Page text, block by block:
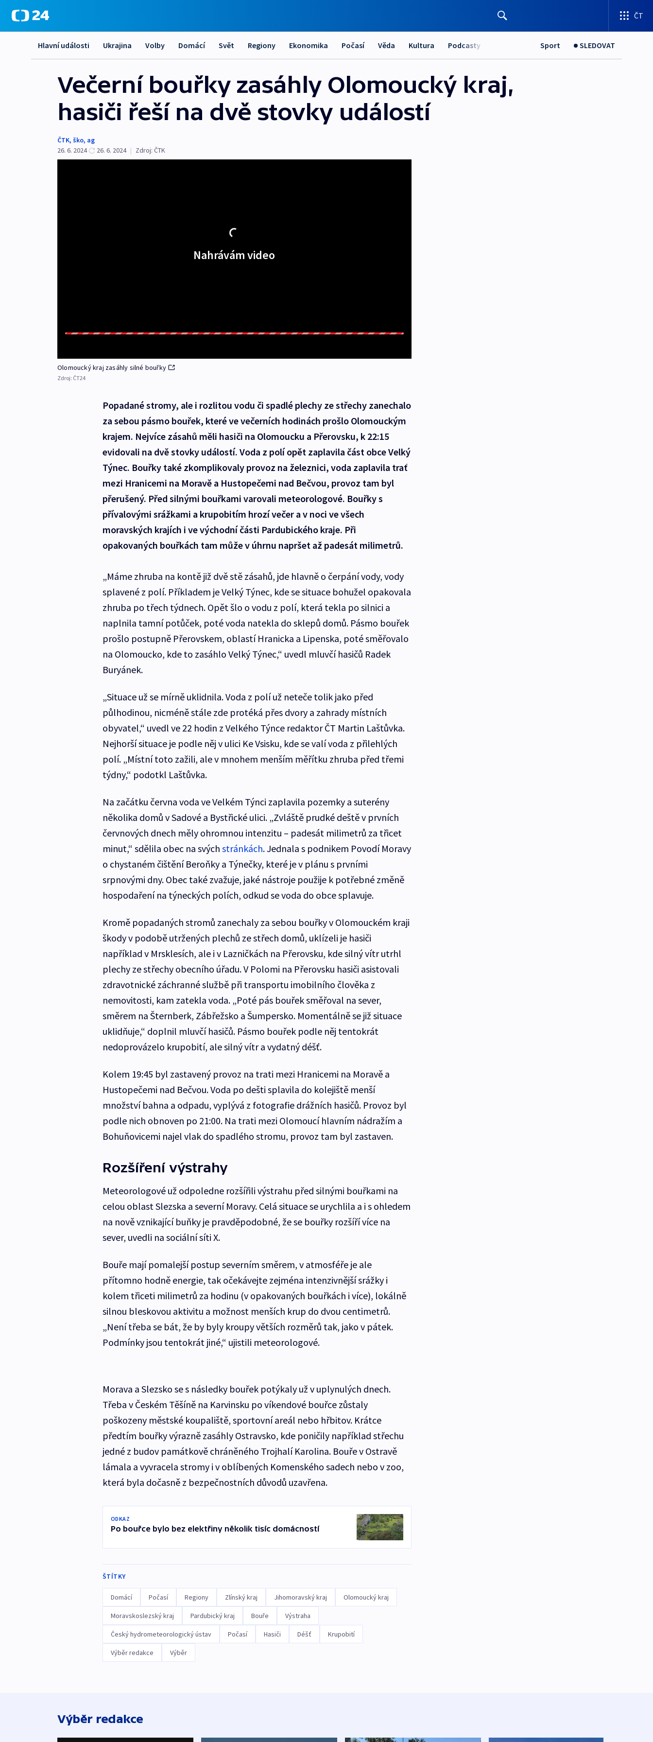
ČT
Hlavní události Ukrajina Volby Domácí Svět Regiony Ekonomika Počasí Věda Kultura Podcasty Sport SLEDOVAT
Večerní bouřky zasáhly Olomoucký kraj,
hasiči řeší na dvě stovky událostí
ČTK, ško, ag
26. 6. 2024
26. 6. 2024 | Zdroj: ČTK
Nahrávám video
Olomoucký kraj zasáhly silné bouřky
Zdroj: ČT24
Popadané stromy, ale i rozlitou vodu či spadlé plechy ze střechy zanechalo
za sebou pásmo bouřek, které ve večerních hodinách prošlo Olomouckým
krajem. Nejvíce zásahů měli hasiči na Olomoucku a Přerovsku, k 22:15
evidovali na dvě stovky událostí. Voda z polí opět zaplavila část obce Velký
Týnec. Bouřky také zkomplikovaly provoz na železnici, voda zaplavila trať
mezi Hranicemi na Moravě a Hustopečemi nad Bečvou, provoz tam byl
přerušený. Před silnými bouřkami varovali meteorologové. Bouřky s
přívalovými srážkami a krupobitím hrozí večer a v noci ve všech
moravských krajích i ve východní části Pardubického kraje. Při
opakovaných bouřkách tam může v úhrnu napršet až padesát milimetrů.
„Máme zhruba na kontě již dvě stě zásahů, jde hlavně o čerpání vody, vody
splavené z polí. Příkladem je Velký Týnec, kde se situace bohužel opakovala
zhruba po třech týdnech. Opět šlo o vodu z polí, která tekla po silnici a
naplnila tamní potůček, poté voda natekla do sklepů domů. Pásmo bouřek
prošlo postupně Přerovskem, oblastí Hranicka a Lipenska, poté směřovalo
na Olomoucko, kde to zasáhlo Velký Týnec,“ uvedl mluvčí hasičů Radek
Buryánek.
„Situace už se mírně uklidnila. Voda z polí už neteče tolik jako před
půlhodinou, nicméně stále zde protéká přes dvory a zahrady místních
obyvatel,“ uvedl ve 22 hodin z Velkého Týnce redaktor ČT Martin Laštůvka.
Nejhorší situace je podle něj v ulici Ke Vsisku, kde se valí voda z přilehlých
polí. „Místní toto zažili, ale v mnohem menším měřítku zhruba před třemi
týdny,“ podotkl Laštůvka.
Na začátku června voda ve Velkém Týnci zaplavila pozemky a suterény
několika domů v Sadové a Bystřické ulici. „Zvláště prudké deště v prvních
červnových dnech měly ohromnou intenzitu – padesát milimetrů za třicet
minut,“ sdělila obec na svých stránkách. Jednala s podnikem Povodí Moravy
o chystaném čištění Beroňky a Týnečky, které je v plánu s prvními
srpnovými dny. Obec také zvažuje, jaké nástroje použije k potřebné změně
hospodaření na týneckých polích, odkud se voda do obce splavuje.
Kromě popadaných stromů zanechaly za sebou bouřky v Olomouckém kraji
škody v podobě utržených plechů ze střech domů, uklízeli je hasiči
například v Mrsklesích, ale i v Lazničkách na Přerovsku, kde silný vítr utrhl
plechy ze střechy obecního úřadu. V Polomi na Přerovsku hasiči asistovali
zdravotnické záchranné službě při transportu imobilního člověka z
nemovitosti, kam zatekla voda. „Poté pás bouřek směřoval na sever,
směrem na Šternberk, Zábřežsko a Šumpersko. Momentálně se již situace
uklidňuje,“ doplnil mluvčí hasičů. Pásmo bouřek podle něj tentokrát
nedoprovázelo krupobití, ale silný vítr a vydatný déšť.
Kolem 19:45 byl zastavený provoz na trati mezi Hranicemi na Moravě a
Hustopečemi nad Bečvou. Voda po dešti splavila do kolejiště menší
množství bahna a odpadu, vyplývá z fotografie drážních hasičů. Provoz byl
podle nich obnoven po 21:00. Na trati mezi Olomoucí hlavním nádražím a
Bohuňovicemi najel vlak do spadlého stromu, provoz tam byl zastaven.
Rozšíření výstrahy
Meteorologové už odpoledne rozšířili výstrahu před silnými bouřkami na
celou oblast Slezska a severní Moravy. Celá situace se urychlila a i s ohledem
na nově vznikající buňky je pravděpodobné, že se bouřky rozšíří více na
sever, uvedli na sociální síti X.
Bouře mají pomalejší postup severním směrem, v atmosféře je ale
přítomno hodně energie, tak očekávejte zejména intenzivnější srážky i
kolem třiceti milimetrů za hodinu (v opakovaných bouřkách i více), lokálně
silnou bleskovou aktivitu a možnost menších krup do dvou centimetrů.
„Není třeba se bát, že by byly kroupy větších rozměrů tak, jako v pátek.
Podmínky jsou tentokrát jiné,“ ujistili meteorologové.
Morava a Slezsko se s následky bouřek potýkaly už v uplynulých dnech.
Třeba v Českém Těšíně na Karvinsku po víkendové bouřce zůstaly
poškozeny městské koupaliště, sportovní areál nebo hřbitov. Krátce
předtím bouřky výrazně zasáhly Ostravsko, kde poničily například střechu
jedné z budov památkově chráněného Trojhalí Karolina. Bouře v Ostravě
lámala a vyvracela stromy i v oblíbených Komenského sadech nebo v zoo,
která byla dočasně z bezpečnostních důvodů uzavřena.
ODKAZ
Po bouřce bylo bez elektřiny několik tisíc domácností
ŠTÍTKY
Domácí Počasí Regiony Zlínský kraj Jihomoravský kraj Olomoucký kraj
Moravskoslezský kraj Pardubický kraj Bouře Výstraha
Český hydrometeorologický ústav Počasí Hasiči Déšť Krupobití
Výběr redakce Výběr
Výběr redakce